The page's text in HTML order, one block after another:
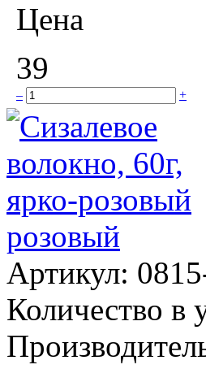
Цена
39
– +
розовый
Артикул:
Количество в